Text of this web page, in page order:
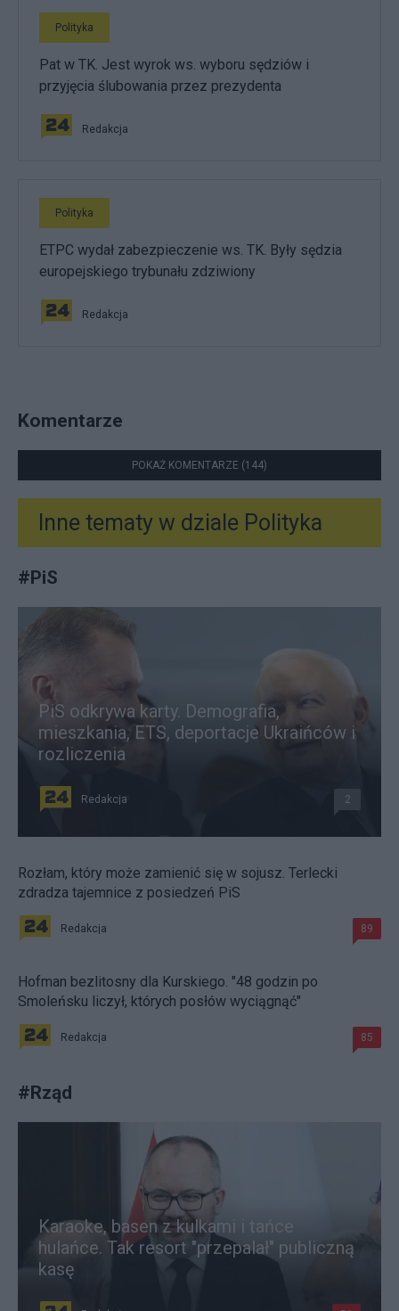
Polityka
Pat w TK. Jest wyrok ws. wyboru sędziów i
przyjęcia ślubowania przez prezydenta
Redakcja
Polityka
ETPC wydał zabezpieczenie ws. TK. Były sędzia
europejskiego trybunału zdziwiony
Redakcja
Komentarze
POKAŻ KOMENTARZE (144)
Inne tematy w dziale Polityka
#PiS
PiS odkrywa karty. Demografia,
mieszkania, ETS, deportacje Ukraińców i
rozliczenia
Redakcja 2
Rozłam, który może zamienić się w sojusz. Terlecki
zdradza tajemnice z posiedzeń PiS
Redakcja 89
Hofman bezlitosny dla Kurskiego. "48 godzin po
Smoleńsku liczył, których posłów wyciągnąć"
Redakcja 85
#Rząd
Karaoke, basen z kulkami i tańce
hulańce. Tak resort "przepalał" publiczną
kasę